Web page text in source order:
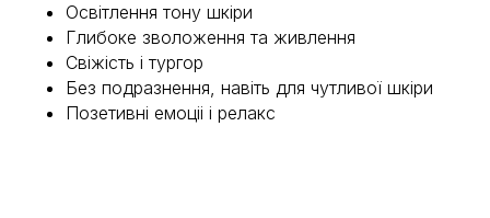
Освітлення тону шкіри
Глибоке зволоження та живлення
Свіжість і тургор
Без подразнення, навіть для чутливої шкіри
Позетивні емоціі і релакс
красу вашої шкіри"
Головна
Каталог
Про нас